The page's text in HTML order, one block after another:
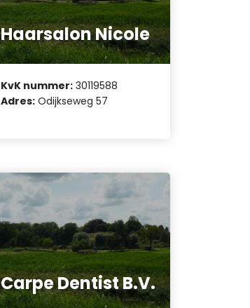
Haarsalon Nicole
KvK nummer: 30119588
Adres: Odijkseweg 57
Carpe Dentist B.V.